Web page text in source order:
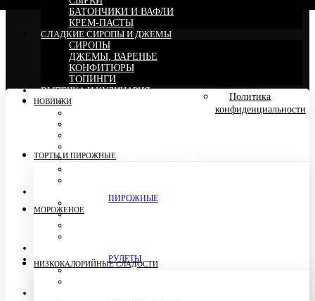
БАТОНЧИКИ И ВАФЛИ
КРЕМ-ПАСТЫ
СЛАДКИЕ СИРОПЫ И ДЖЕМЫ
СИРОПЫ
ДЖЕМЫ, ВАРЕНЬЕ
КОНФИТЮРЫ
ТОПИНГИ
ВЫПЕЧКА И КУЛИНАРИЯ
БЛИНЧИКИ И ПИРОЖКИ
ПИЦЦА, КИШИ, КАЦЕЛОНЕ
ПРОТЕИНОВЫЕ БАТОНЧИКИ, КОНФЕТЫ, ДРАЖЕ
ПРОТЕИНОВОЕ ПЕЧЕНЬЕ И СУФЛЕ
ШОКОЛАД, СЛАДКАЯ ПАСТА
ШОКОЛАД
Политика
конфиденциальности
НОВИНКИ
ТОРТЫ И ПИРОЖНЫЕ
ПИРОЖНЫЕ
РУЛЕТЫ
МОРОЖЕНОЕ
НИЗКОКАЛОРИЙНЫЕ СЛАДОСТИ